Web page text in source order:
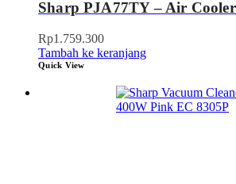
Sharp PJA77TY – Air
Rp1.759.300
Tambah ke keranjang
Quick View